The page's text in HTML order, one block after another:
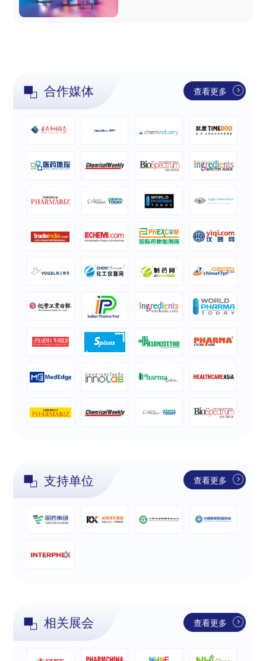
合作媒体 查看更多
支持单位 查看更多
相关展会 查看更多